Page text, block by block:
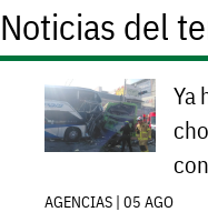
Noticias del
Ya
AGENCIAS | 05 AGO